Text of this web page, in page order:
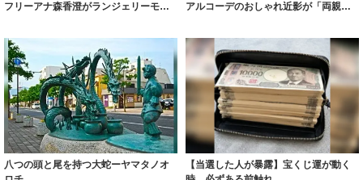
フリーアナ森香澄がランジェリーモデ
アルコーデのおしゃれ近影が「両親の
八つの頭と尾を持つ大蛇ーヤマタノオ
【当選した人が暴露】宝くじ運が動く